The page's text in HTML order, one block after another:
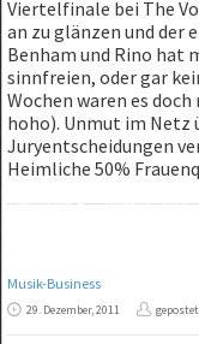
Viertelfinale bei The
an zu glänzen und der
Benham und Rino hat
sinnfreien, oder gar
Wochen waren es
hoho). Unmut im Netz
Juryentscheidungen
Heimliche 50%
Musik-Business
29. Dezember, 2011